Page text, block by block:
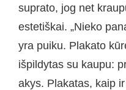
suprato, jog net
estetiškai. „Nieko
yra puiku. Plakato
išpildytas su kaupu:
akys. Plakatas, kaip